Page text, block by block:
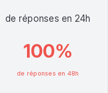
de réponses en 24h
100%
de réponses en 48h